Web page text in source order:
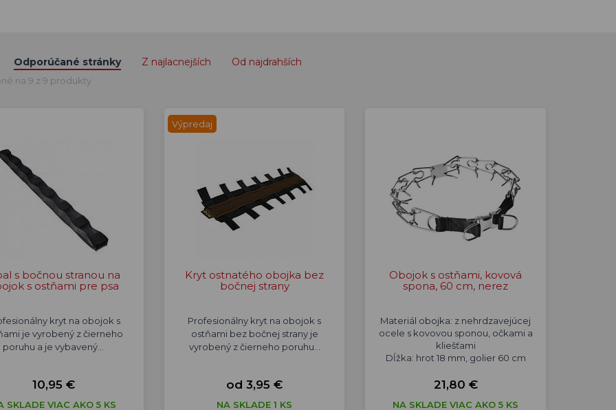
Odporúčané stránky Z najlacnejších Od najdrahších
na 9 z 9 produkty
s bočnou stranou na
s ostňami pre psa
kryt na obojok s
je vyrobený z čierneho
poruhu a je vybavený…
10,95 €
SKLADE VIAC AKO 5 KS
Výpredaj
Kryt ostnatého obojka bez
bočnej strany
Profesionálny kryt na obojok s
ostňami bez bočnej strany je
vyrobený z čierneho poruhu…
od 3,95 €
NA SKLADE 1 KS
Obojok s ostňami, kovová
spona, 60 cm, nerez
Materiál obojka: z nehrdzavejúcej
ocele s kovovou sponou, očkami a
kliešťami
Dĺžka: hrot 18 mm, golier 60 cm
21,80 €
NA SKLADE VIAC AKO 5 KS